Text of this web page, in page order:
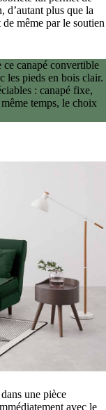
d’autant plus que la
même par le soutien
ce canapé convertible
les pieds en bois clair.
: canapé fixe,
temps, le choix
une pièce
avec le